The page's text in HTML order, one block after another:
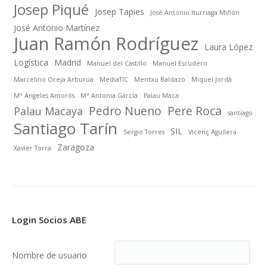
Josep Piqué Josep Tapies José Antonio Iturriaga Miñón
José Antonio Martínez
Juan Ramón Rodríguez
Laura López
Logística
Madrid Manuel del Castillo
Manuel Escudero
Marcelino Oreja Arburúa
MediaTIC Mentxu Baldazo
Miquel Jordà
Mª Angeles Amorós
Mª Antonia García Palau Maca
Palau Macaya Pedro Nueno Pere Roca santiago
Santiago Tarín Sergio Torres SIL
Vicenç Aguilera
Xavier Torra
Zaragoza
Login Socios ABE
Nombre de usuario